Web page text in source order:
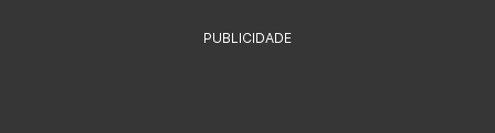
PUBLICIDADE